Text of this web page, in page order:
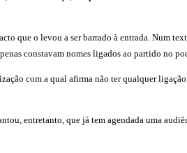
que o levou a ser barrado à entrada. Num
constavam nomes ligados ao partido no
com a qual afirma não ter qualquer
entretanto, que já tem agendada uma